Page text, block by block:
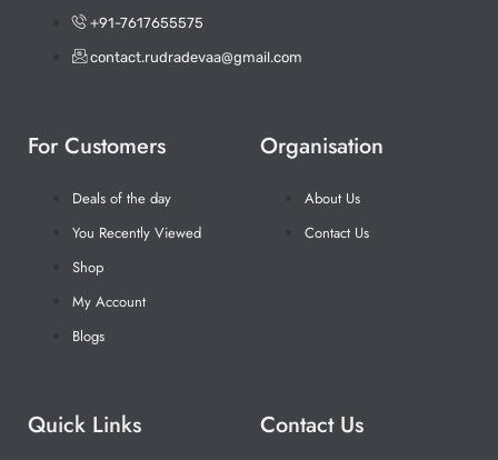
+91-7617655575
contact.rudradevaa@gmail.com
For Customers
Deals of the day
You Recently Viewed
Shop
My Account
Blogs
Organisation
About Us
Contact Us
Quick Links Contact Us